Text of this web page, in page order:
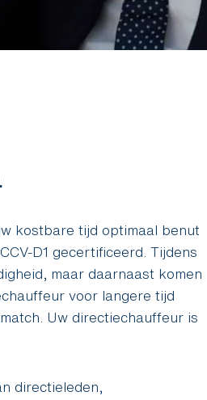
kostbare tijd optimaal benut
D1 gecertificeerd. Tijdens
maar daarnaast komen
voor langere tijd
Uw directiechauffeur is
directieleden,